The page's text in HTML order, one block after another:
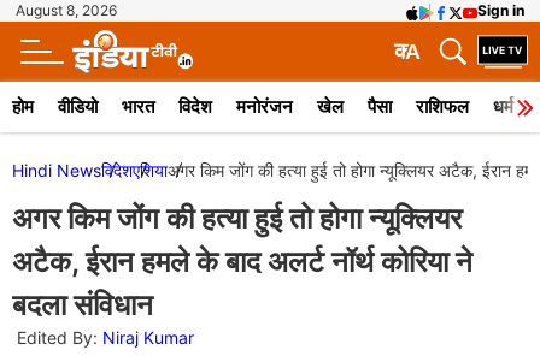
August 8, 2026 Sign in
A
क
होम वीडियो भारत विदेश मनोरंजन खेल पैसा राशिफल धर्म
Hindi Newsविदेशएशियाअगर किम जोंग की हत्या हुई तो होगा न्यूक्लियर अटैक, ईरान
अगर किम जोंग की हत्या हुई तो होगा न्यूक्लियर
अटैक, ईरान हमले के बाद अलर्ट नॉर्थ कोरिया ने
बदला संविधान
Edited By: Niraj Kumar